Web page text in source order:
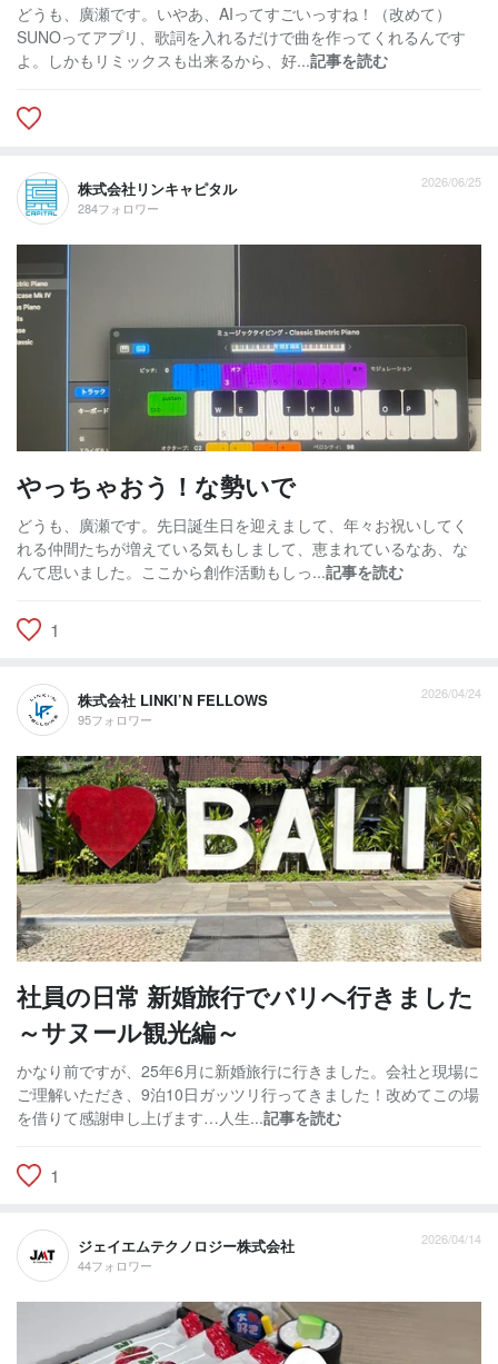
どうも、廣瀬です。いやあ、AIってすごいっすね！（改めて）
SUNOってアプリ、歌詞を入れるだけで曲を作ってくれるんです
よ。しかもリミックスも出来るから、好...記事を読む
株式会社リンキャピタル
284フォロワー
2026/06/25
やっちゃおう！な勢いで
どうも、廣瀬です。先日誕生日を迎えまして、年々お祝いしてく
れる仲間たちが増えている気もしまして、恵まれているなあ、な
んて思いました。ここから創作活動もしっ...記事を読む
1
株式会社 LINKI’N FELLOWS
95フォロワー
2026/04/24
社員の日常 新婚旅行でバリへ行きました
～サヌール観光編～
かなり前ですが、25年6月に新婚旅行に行きました。会社と現場に
ご理解いただき、9泊10日ガッツリ行ってきました！改めてこの場
を借りて感謝申し上げます…人生...記事を読む
1
ジェイエムテクノロジー株式会社
44フォロワー
2026/04/14